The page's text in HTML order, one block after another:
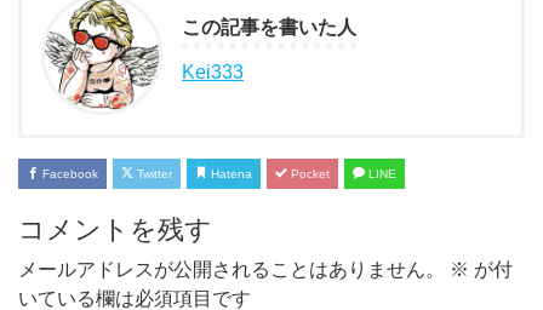
この記事を書いた人
Kei333
Facebook Twitter Hatena Pocket LINE
コメントを残す
メールアドレスが公開されることはありません。 ※ が付
いている欄は必須項目です